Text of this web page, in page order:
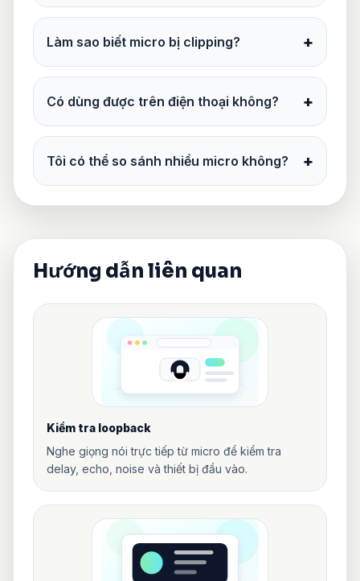
Làm sao biết micro bị clipping? +
Có dùng được trên điện thoại không? +
Tôi có thể so sánh nhiều micro không? +
Hướng dẫn liên quan
Kiểm tra loopback
Nghe giọng nói trực tiếp từ micro để kiểm tra
delay, echo, noise và thiết bị đầu vào.